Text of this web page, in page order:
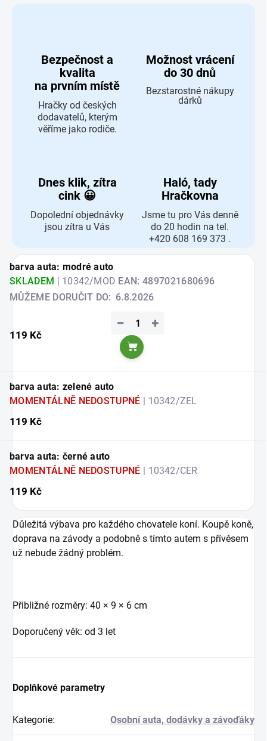
Bezpečnost a
kvalita
na prvním místě
Hračky od českých
dodavatelů, kterým
věříme jako rodiče.
Možnost vrácení
do 30 dnů
Bezstarostné nákupy
dárků
Dnes klik, zítra
cink 😀
Dopolední objednávky
jsou zítra u Vás
Haló, tady
Hračkovna
Jsme tu pro Vás denně
do 20 hodin na tel.
+420 608 169 373 .
barva auta: modré auto
SKLADEM
| 10342/MOD EAN: 4897021680696
MŮŽEME DORUČIT DO: 6.8.2026
119 Kč
+
−
Do košíku
barva auta: zelené auto
MOMENTÁLNĚ NEDOSTUPNÉ
| 10342/ZEL
119 Kč
barva auta: černé auto
MOMENTÁLNĚ NEDOSTUPNÉ
| 10342/CER
119 Kč
Důležitá výbava pro každého chovatele koní. Koupě koně,
doprava na závody a podobně s tímto autem s přívěsem
už nebude žádný problém.
Přibližné rozměry: 40 × 9 × 6 cm
Doporučený věk: od 3 let
Doplňkové parametry
Kategorie: Osobní auta, dodávky a závoďáky